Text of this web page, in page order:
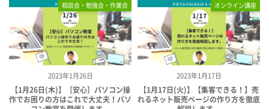
2023年1月26日
相談会・勉強会・作業会
【1月26日(木)】［安心］パソコン操
作でお困りの方はこれで大丈夫！パソ
2023年1月17日
オンライン講座
【1月17日(火)】【集客できる！】売
れるネット販売ページの作り方を徹底